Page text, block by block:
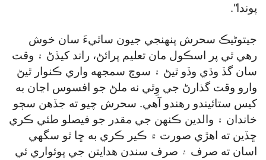
پوندا“.
جيتوڻيڪ سحرش پنهنجي جيون ساٿيءَ سان خوش
رهي ٿي پر اسڪول مان تعليم پرائڻ، راند کيڏڻ ۽ وقت
سان گڏ وڌي وڏو ٿيڻ ۽ سوچ سمجهه واري ڪنوار ٿيڻ
وارو وقت گذارڻ جي وِٿي نه ملڻ جو افسوس اڃان به
کيس ستائيندو رهندو آهي. سحرش چيو ته جڏهن سڄو
خاندان ۽ والدين ڪنهن جي مقدر جو فيصلو طئي ڪري
ڇڏين ته اهڙي صورت ۾ ڪير ڪري به ڇا ٿو سگھي
اسان ته صرف ۽ صرف سندن هدايتن جي پوئواري ئي